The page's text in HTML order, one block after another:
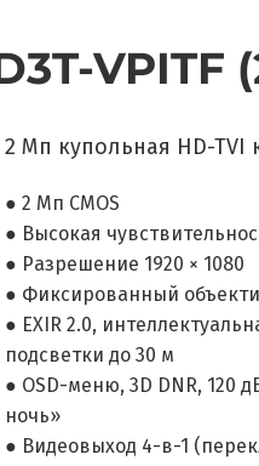
VPITF
2 Мп купольная HD-TVI
● 2 Мп CMOS
● Высокая
● Разрешение 1920 × 1080
● Фиксированный
● EXIR 2.0,
подсветки до 30 м
● OSD-меню, 3D DNR, 120
ночь»
● Видеовыход 4-в-1